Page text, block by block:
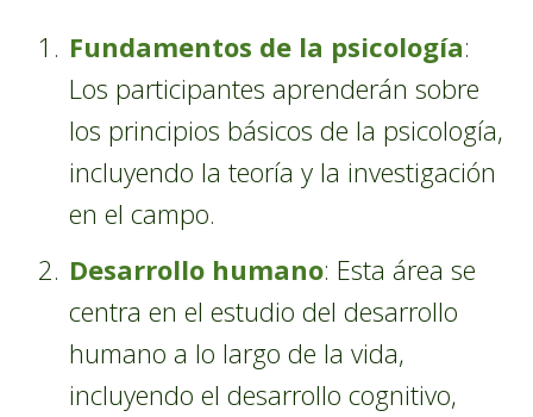
Fundamentos de la psicología:
Los participantes aprenderán sobre
los principios básicos de la psicología,
incluyendo la teoría y la investigación
en el campo.
Desarrollo humano: Esta área se
centra en el estudio del desarrollo
humano a lo largo de la vida,
incluyendo el desarrollo cognitivo,